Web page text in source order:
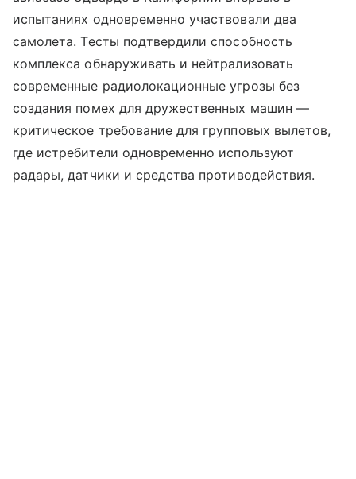
испытаниях одновременно участвовали два
самолета. Тесты подтвердили способность
комплекса обнаруживать и нейтрализовать
современные радиолокационные угрозы без
создания помех для дружественных машин —
критическое требование для групповых вылетов,
где истребители одновременно используют
радары, датчики и средства противодействия.